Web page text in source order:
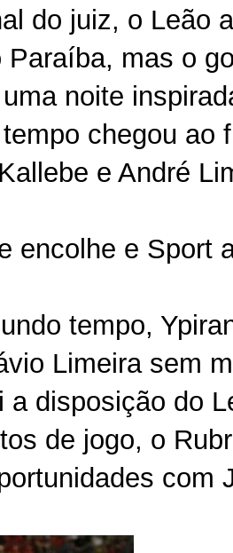
do juiz, o Leão
Paraíba, mas o
noite
chegou ao
e André
encolhe e Sport
tempo,
Limeira sem
a disposição do
de jogo, o
com